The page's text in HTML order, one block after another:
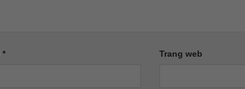
* Trang web